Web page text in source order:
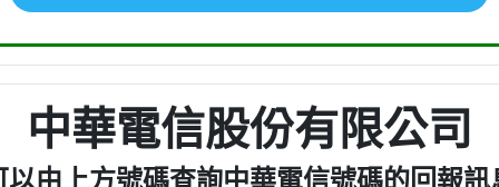
中華電信股份有限公司
以由上方號碼查詢中華電信號碼的回報訊